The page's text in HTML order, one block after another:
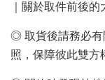
｜關於取件前後的
◎ 取貨後請務必有
照，保障彼此雙方